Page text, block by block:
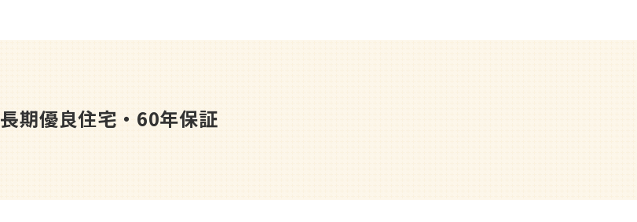
長期優良住宅・60年保証